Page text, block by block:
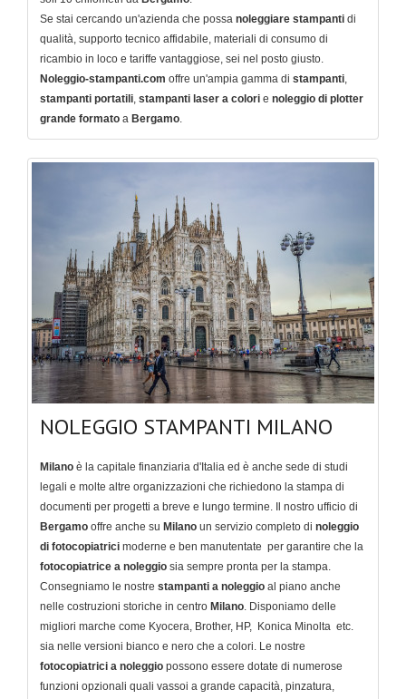
Se stai cercando un'azienda che possa noleggiare stampanti di
qualità, supporto tecnico affidabile, materiali di consumo di
ricambio in loco e tariffe vantaggiose, sei nel posto giusto.
Noleggio-stampanti.com offre un'ampia gamma di stampanti,
stampanti portatili, stampanti laser a colori e noleggio di plotter
grande formato a Bergamo.
NOLEGGIO STAMPANTI MILANO
Milano è la capitale finanziaria d'Italia ed è anche sede di studi
legali e molte altre organizzazioni che richiedono la stampa di
documenti per progetti a breve e lungo termine. Il nostro ufficio di
Bergamo offre anche su Milano un servizio completo di noleggio
di fotocopiatrici moderne e ben manutentate per garantire che la
fotocopiatrice a noleggio sia sempre pronta per la stampa.
Consegniamo le nostre stampanti a noleggio al piano anche
nelle costruzioni storiche in centro Milano. Disponiamo delle
migliori marche come Kyocera, Brother, HP, Konica Minolta etc.
sia nelle versioni bianco e nero che a colori. Le nostre
fotocopiatrici a noleggio possono essere dotate di numerose
funzioni opzionali quali vassoi a grande capacità, pinzatura,